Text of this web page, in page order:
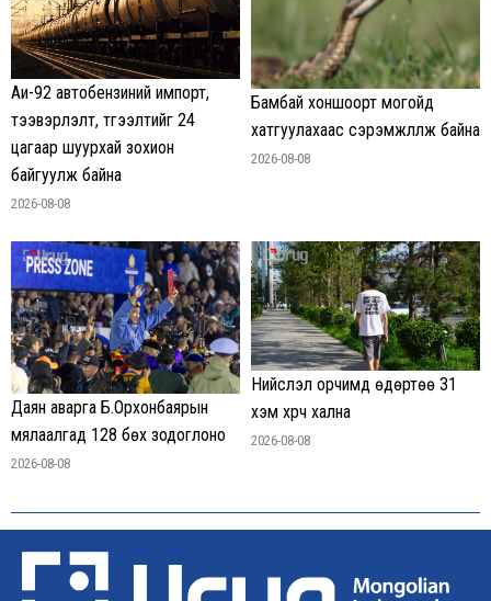
Аи-92 автобензиний импорт,
тээвэрлэлт, түгээлтийг 24
цагаар шуурхай зохион
байгуулж байна
2026-08-08
Бамбай хоншоорт могойд
хатгуулахаас сэрэмжлүүлж байна
2026-08-08
Даян аварга Б.Орхонбаярын
мялаалгад 128 бөх зодоглоно
2026-08-08
Нийслэл орчимд өдөртөө 31
хэм хүрч хална
2026-08-08